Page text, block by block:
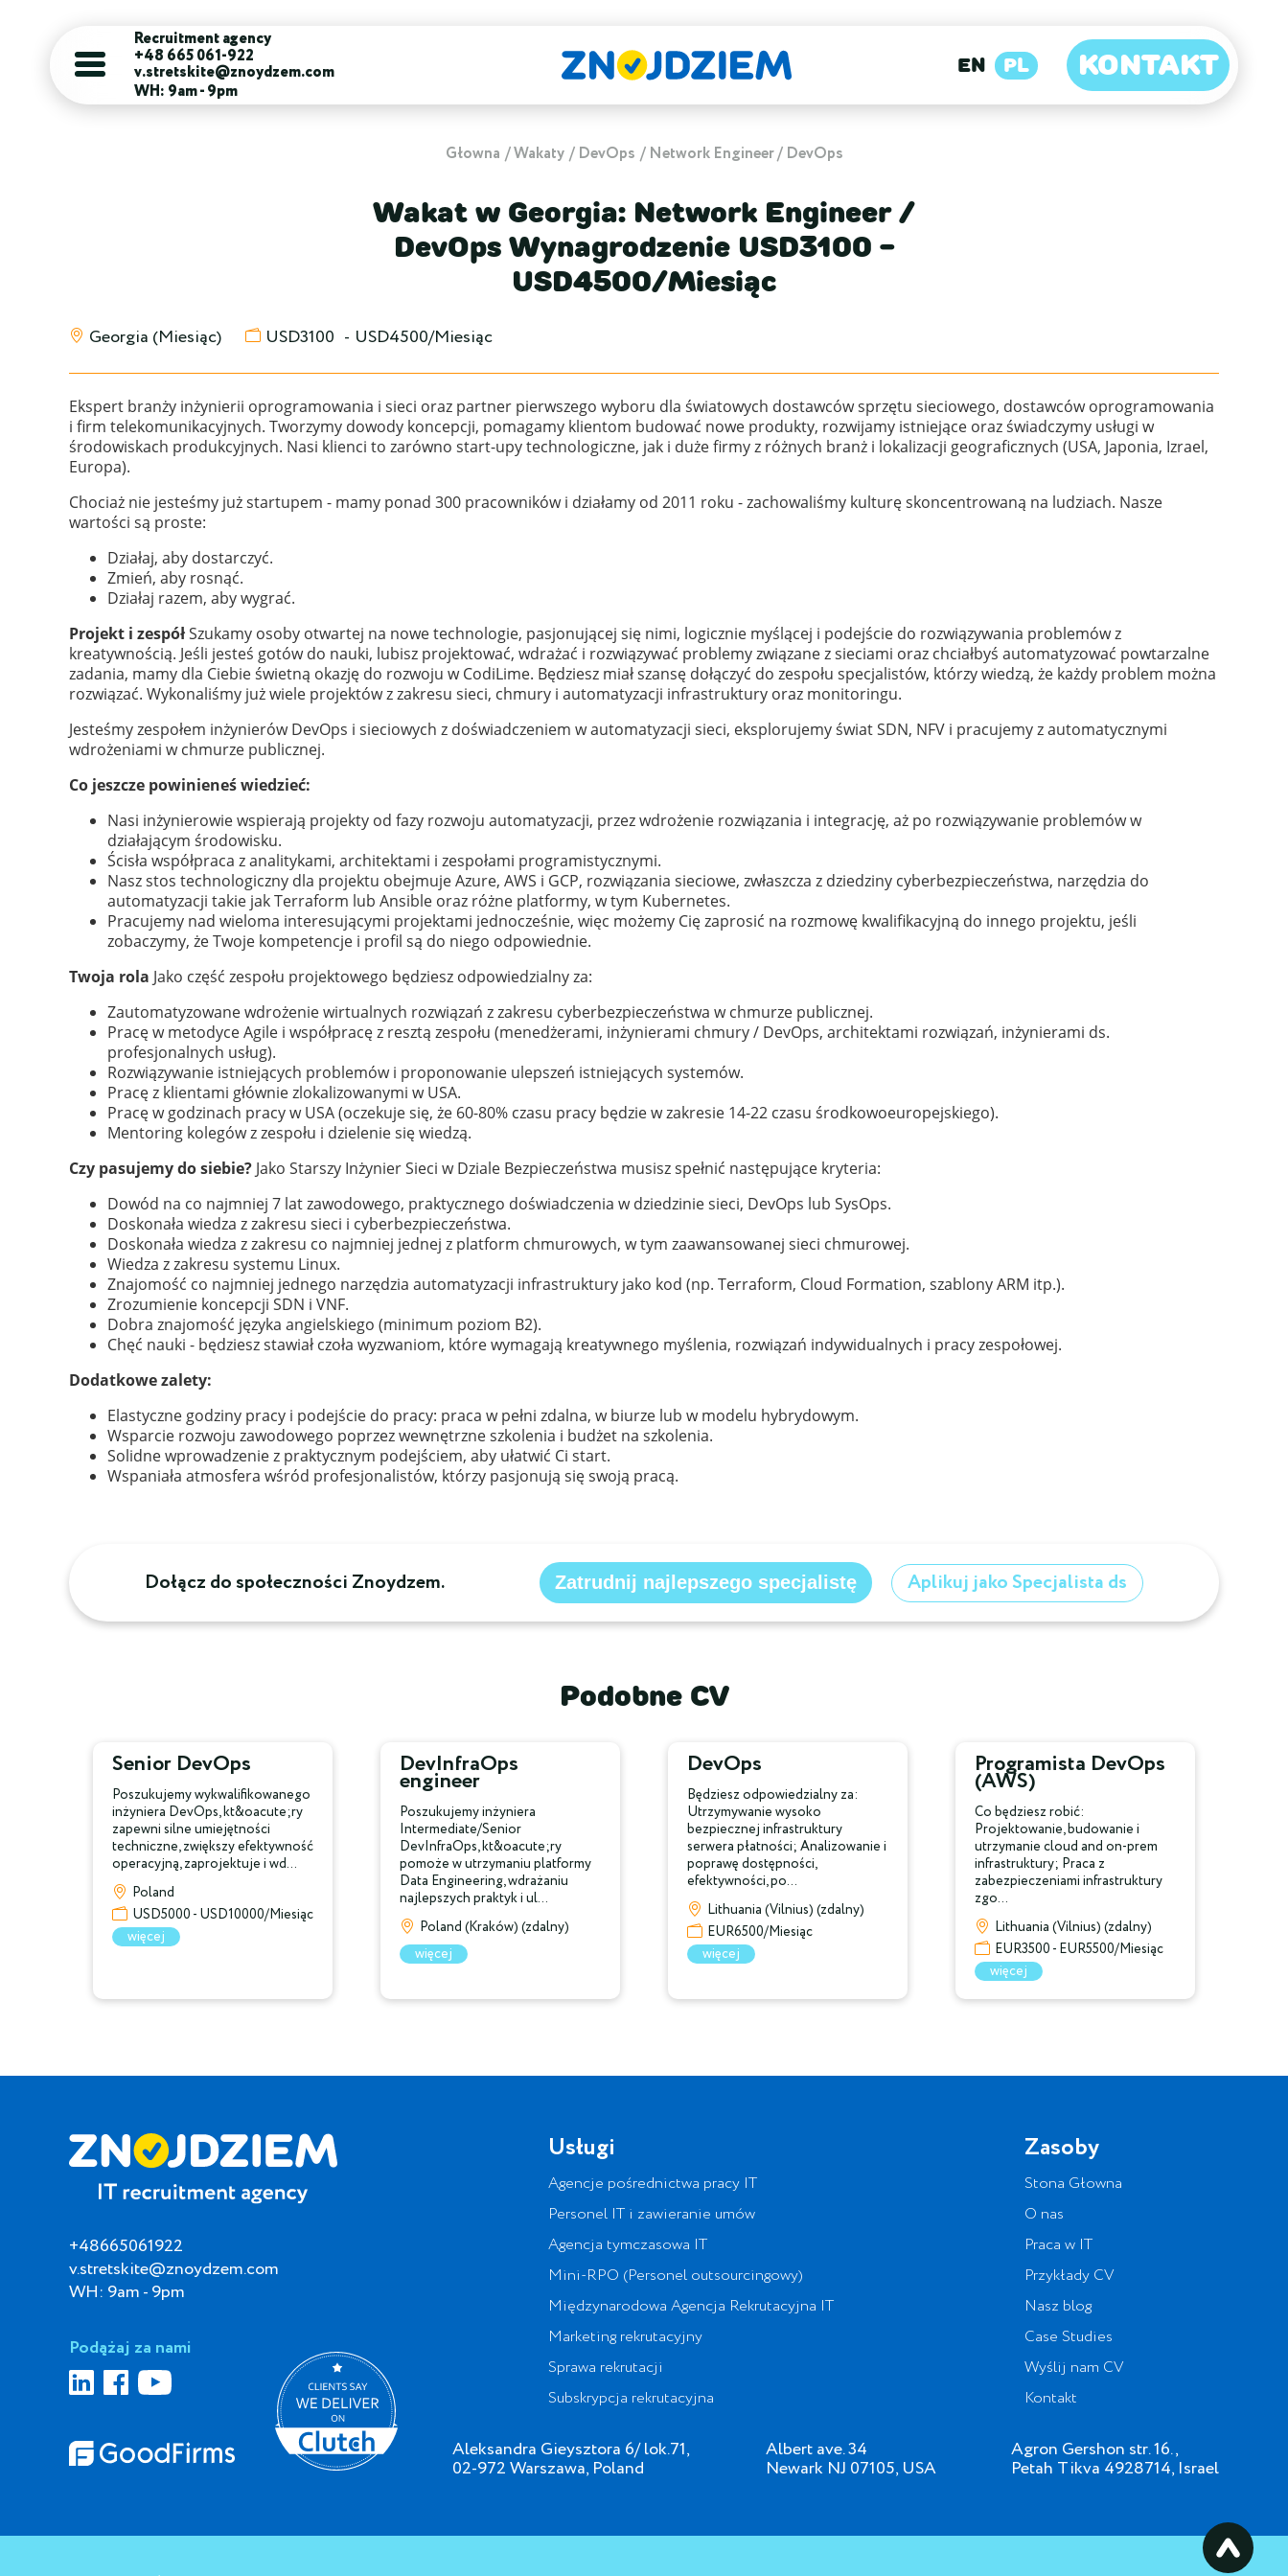
Recruitment agency
+48 665 061-922
v.stretskite@znoydzem.com
WH: 9am - 9pm
EN PL KONTAKT
Głowna Wakaty DevOps Network Engineer / DevOps
Wakat w Georgia: Network Engineer /
DevOps Wynagrodzenie USD3100 -
USD4500/Miesiąc
Georgia (Miesiąc) USD3100 - USD4500/Miesiąc
Ekspert branży inżynierii oprogramowania i sieci oraz partner pierwszego wyboru dla światowych dostawców sprzętu sieciowego, dostawców oprogramowania
i firm telekomunikacyjnych. Tworzymy dowody koncepcji, pomagamy klientom budować nowe produkty, rozwijamy istniejące oraz świadczymy usługi w
środowiskach produkcyjnych. Nasi klienci to zarówno start-upy technologiczne, jak i duże firmy z różnych branż i lokalizacji geograficznych (USA, Japonia, Izrael,
Europa).
Chociaż nie jesteśmy już startupem - mamy ponad 300 pracowników i działamy od 2011 roku - zachowaliśmy kulturę skoncentrowaną na ludziach. Nasze
wartości są proste:
Działaj, aby dostarczyć.
Zmień, aby rosnąć.
Działaj razem, aby wygrać.
Projekt i zespółSzukamy osoby otwartej na nowe technologie, pasjonującej się nimi, logicznie myślącej i podejście do rozwiązywania problemów z
kreatywnością. Jeśli jesteś gotów do nauki, lubisz projektować, wdrażać i rozwiązywać problemy związane z sieciami oraz chciałbyś automatyzować powtarzalne
zadania, mamy dla Ciebie świetną okazję do rozwoju w CodiLime. Będziesz miał szansę dołączyć do zespołu specjalistów, którzy wiedzą, że każdy problem można
rozwiązać. Wykonaliśmy już wiele projektów z zakresu sieci, chmury i automatyzacji infrastruktury oraz monitoringu.
Jesteśmy zespołem inżynierów DevOps i sieciowych z doświadczeniem w automatyzacji sieci, eksplorujemy świat SDN, NFV i pracujemy z automatycznymi
wdrożeniami w chmurze publicznej.
Co jeszcze powinieneś wiedzieć:
Nasi inżynierowie wspierają projekty od fazy rozwoju automatyzacji, przez wdrożenie rozwiązania i integrację, aż po rozwiązywanie problemów w
działającym środowisku.
Ścisła współpraca z analitykami, architektami i zespołami programistycznymi.
Nasz stos technologiczny dla projektu obejmuje Azure, AWS i GCP, rozwiązania sieciowe, zwłaszcza z dziedziny cyberbezpieczeństwa, narzędzia do
automatyzacji takie jak Terraform lub Ansible oraz różne platformy, w tym Kubernetes.
Pracujemy nad wieloma interesującymi projektami jednocześnie, więc możemy Cię zaprosić na rozmowę kwalifikacyjną do innego projektu, jeśli
zobaczymy, że Twoje kompetencje i profil są do niego odpowiednie.
Twoja rola Jako część zespołu projektowego będziesz odpowiedzialny za:
Zautomatyzowane wdrożenie wirtualnych rozwiązań z zakresu cyberbezpieczeństwa w chmurze publicznej.
Pracę w metodyce Agile i współpracę z resztą zespołu (menedżerami, inżynierami chmury / DevOps, architektami rozwiązań, inżynierami ds.
profesjonalnych usług).
Rozwiązywanie istniejących problemów i proponowanie ulepszeń istniejących systemów.
Pracę z klientami głównie zlokalizowanymi w USA.
Pracę w godzinach pracy w USA (oczekuje się, że 60-80% czasu pracy będzie w zakresie 14-22 czasu środkowoeuropejskiego).
Mentoring kolegów z zespołu i dzielenie się wiedzą.
Czy pasujemy do siebie? Jako Starszy Inżynier Sieci w Dziale Bezpieczeństwa musisz spełnić następujące kryteria:
Dowód na co najmniej 7 lat zawodowego, praktycznego doświadczenia w dziedzinie sieci, DevOps lub SysOps.
Doskonała wiedza z zakresu sieci i cyberbezpieczeństwa.
Doskonała wiedza z zakresu co najmniej jednej z platform chmurowych, w tym zaawansowanej sieci chmurowej.
Wiedza z zakresu systemu Linux.
Znajomość co najmniej jednego narzędzia automatyzacji infrastruktury jako kod (np. Terraform, Cloud Formation, szablony ARM itp.).
Zrozumienie koncepcji SDN i VNF.
Dobra znajomość języka angielskiego (minimum poziom B2).
Chęć nauki - będziesz stawiał czoła wyzwaniom, które wymagają kreatywnego myślenia, rozwiązań indywidualnych i pracy zespołowej.
Dodatkowe zalety:
Elastyczne godziny pracy i podejście do pracy: praca w pełni zdalna, w biurze lub w modelu hybrydowym.
Wsparcie rozwoju zawodowego poprzez wewnętrzne szkolenia i budżet na szkolenia.
Solidne wprowadzenie z praktycznym podejściem, aby ułatwić Ci start.
Wspaniała atmosfera wśród profesjonalistów, którzy pasjonują się swoją pracą.
Dołącz do społeczności Znoydzem. Zatrudnij najlepszego specjalistę Aplikuj jako Specjalista ds
Podobne CV
Senior DevOps
Poszukujemy wykwalifikowanego
inżyniera DevOps, kt&oacute;ry
zapewni silne umiejętności
techniczne, zwiększy efektywność
operacyjną, zaprojektuje i wd...
Poland
USD5000 - USD10000/Miesiąc
więcej
DevInfraOps
engineer
Poszukujemy inżyniera
Intermediate/Senior
DevInfraOps, kt&oacute;ry
pomoże w utrzymaniu platformy
Data Engineering, wdrażaniu
najlepszych praktyk i ul...
Poland (Kraków) (zdalny)
więcej
DevOps
Będziesz odpowiedzialny za:
Utrzymywanie wysoko
bezpiecznej infrastruktury
serwera płatności; Analizowanie i
poprawę dostępności,
efektywności, po...
Lithuania (Vilnius) (zdalny)
EUR6500/Miesiąc
więcej
Programista DevOps
(AWS)
Co będziesz robić:
Projektowanie, budowanie i
utrzymanie cloud and on-prem
infrastruktury; Praca z
zabezpieczeniami infrastruktury
zgo...
Lithuania (Vilnius) (zdalny)
EUR3500 - EUR5500/Miesiąc
więcej
+48665061922
v.stretskite@znoydzem.com
WH: 9am - 9pm
Podążaj za nami
Usługi
Agencje pośrednictwa pracy IT
Personel IT i zawieranie umów
Agencja tymczasowa IT
Mini-RPO (Personel outsourcingowy)
Międzynarodowa Agencja Rekrutacyjna IT
Marketing rekrutacyjny
Sprawa rekrutacji
Subskrypcja rekrutacyjna
Zasoby
Stona Głowna
O nas
Praca w IT
Przykłady CV
Nasz blog
Case Studies
Wyślij nam CV
Kontakt
Aleksandra Gieysztora 6/ lok.71,
02-972 Warszawa, Poland
Albert ave. 34
Newark NJ 07105, USA
Agron Gershon str. 16.,
Petah Tikva 4928714, Israel